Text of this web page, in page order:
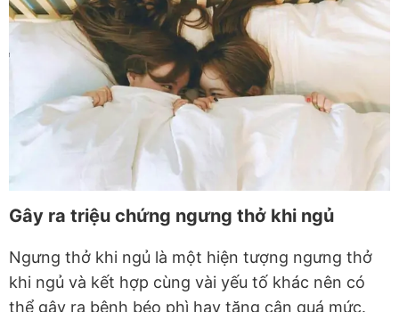
Gây ra triệu chứng ngưng thở khi ngủ
Ngưng thở khi ngủ là một hiện tượng ngưng thở
khi ngủ và kết hợp cùng vài yếu tố khác nên có
thể gây ra bệnh béo phì hay tăng cân quá mức.